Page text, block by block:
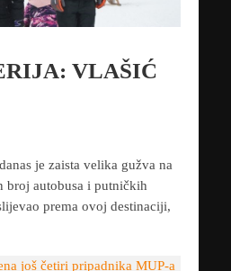
VLAŠIĆ
je zaista velika gužva na
broj autobusa i putničkih
prema ovoj destinaciji,